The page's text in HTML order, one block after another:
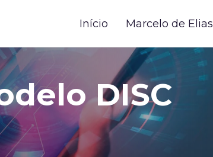
Início Marcelo de Elias
DISC